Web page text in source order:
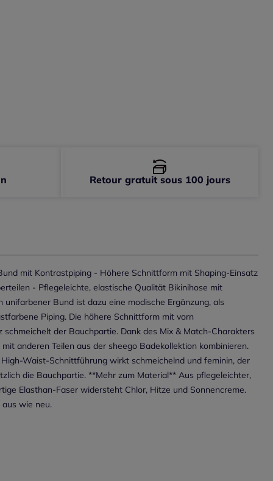
mit Kontrastpiping - Höhere Schnittform mit Shaping-Einsatz
- Pflegeleichte, elastische Qualität Bikinihose mit
unifarbener Bund ist dazu eine modische Ergänzung, als
Piping. Die höhere Schnittform mit vorn
der Bauchpartie. Dank des Mix & Match-Charakters
anderen Teilen aus der sheego Badekollektion kombinieren.
Waist-Schnittführung wirkt schmeichelnd und feminin, der
die Bauchpartie. **Mehr zum Material** Aus pflegeleichter,
Elasthan-Faser widersteht Chlor, Hitze und Sonnencreme.
wie neu.
Retour gratuit sous 100 jours